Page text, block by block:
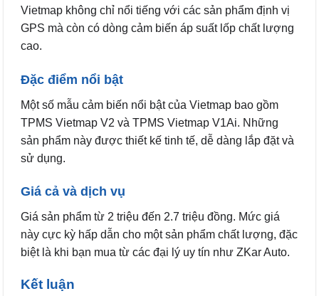
Vietmap không chỉ nổi tiếng với các sản phẩm định vị
GPS mà còn có dòng cảm biến áp suất lốp chất lượng
cao.
Đặc điểm nổi bật
Một số mẫu cảm biến nổi bật của Vietmap bao gồm
TPMS Vietmap V2 và TPMS Vietmap V1Ai. Những
sản phẩm này được thiết kế tinh tế, dễ dàng lắp đặt và
sử dụng.
Giá cả và dịch vụ
Giá sản phẩm từ 2 triệu đến 2.7 triệu đồng. Mức giá
này cực kỳ hấp dẫn cho một sản phẩm chất lượng, đặc
biệt là khi bạn mua từ các đại lý uy tín như ZKar Auto.
Kết luận